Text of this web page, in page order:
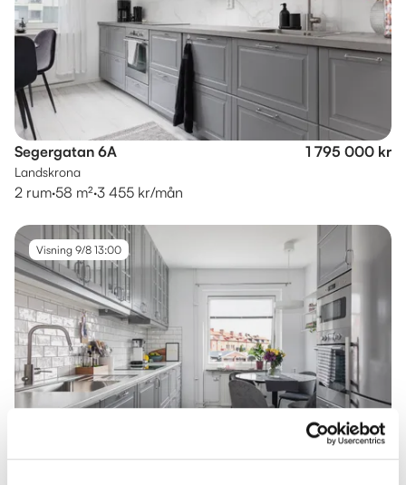
Segergatan 6A 1 795 000 kr
Landskrona
2 rum·58 m²·3 455 kr/mån
Visning 9/8 13:00